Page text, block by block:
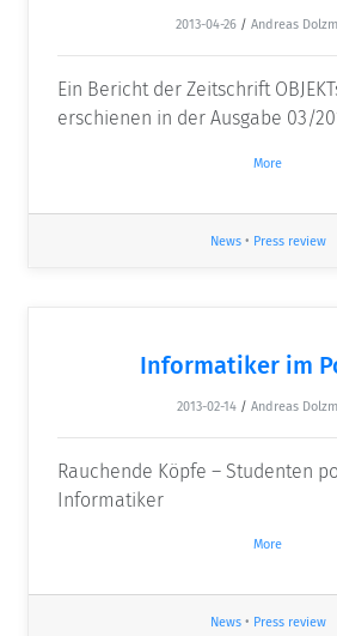
2013-04-26 / Andreas
Ein Bericht der Zeitschrift
erschienen in der Ausgabe 03/
More
News• Press review
Informatiker im
2013-02-14 / Andreas
Rauchende Köpfe – Studenten
Informatiker
More
News• Press review